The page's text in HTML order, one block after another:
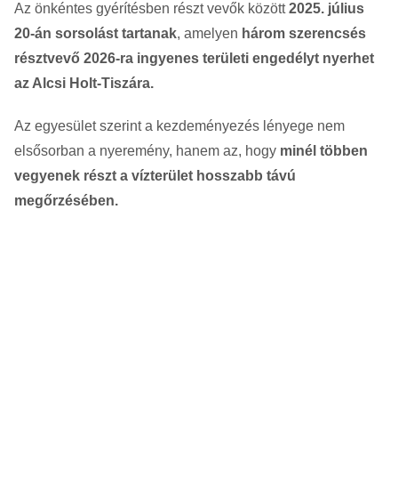
Az önkéntes gyérítésben részt vevők között2025. július
20-án sorsolást tartanak, amelyen három szerencsés
résztvevő 2026-ra ingyenes területi engedélyt nyerhet
az Alcsi Holt-Tiszára.
Az egyesület szerint a kezdeményezés lényege nem
elsősorban a nyeremény, hanem az, hogy minél többen
vegyenek részt a vízterület hosszabb távú
megőrzésében.